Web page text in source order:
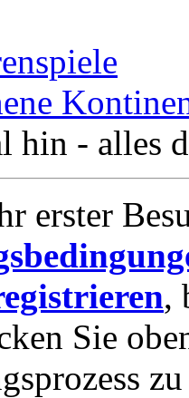
hin - alles
erster
,
Sie